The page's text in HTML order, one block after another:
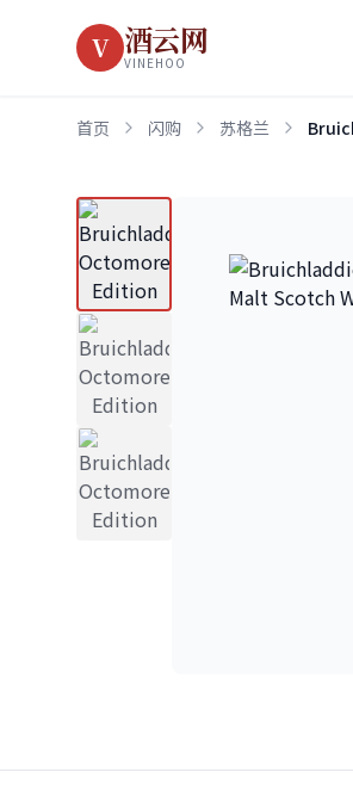
V 酒云网
VINEHOO
首页 闪购 苏格兰